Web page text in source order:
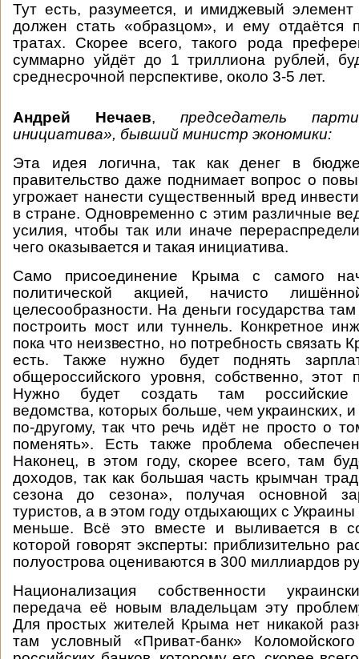
Тут есть, разумеется, и имиджевый
должен стать «образцом», и ему отдаётся
тратах. Скорее всего, такого рода
суммарно уйдёт до 1 триллиона рублей,
среднесрочной перспективе, около 3-5 лет.
Андрей Нечаев, председатель
инициатива», бывший министр экономики:
Эта идея логична, так как денег в
правительство даже поднимает вопрос о
угрожает нанести существенный вред
в стране. Одновременно с этим различные
усилия, чтобы так или иначе
чего оказывается и такая инициатива.
Само присоединение Крыма с самого
политической акцией, начисто
целесообразности. На деньги государства
построить мост или туннель. Конкретное
пока что неизвестно, но потребность связать
есть. Также нужно будет поднять
общероссийского уровня, собственно, этот
Нужно будет создать там российские
ведомства, которых больше, чем украинских,
по-другому, так что речь идёт не просто о
поменять». Есть также проблема
Наконец, в этом году, скорее всего, там
доходов, так как большая часть крымчан
сезона до сезона», получая основной
туристов, а в этом году отдыхающих с Украины
меньше. Всё это вместе и выливается в
которой говорят эксперты: приблизительно
полуострова оцениваются в 300 миллиардов
Национализация собственности
передача её новым владельцам эту
Для простых жителей Крыма нет никакой
там условный «Приват-банк»